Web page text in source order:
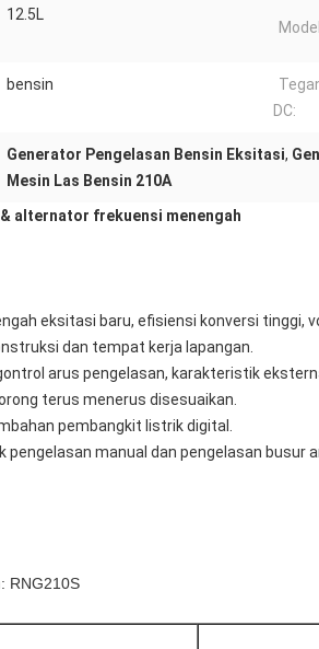
12.5L
bensin
DC:
Generator Pengelasan Bensin Eksitasi,
Mesin Las Bensin 210A
& alternator frekuensi menengah
eksitasi baru, efisiensi konversi tinggi,
dan tempat kerja lapangan.
arus pengelasan, karakteristik
terus menerus disesuaikan.
pembangkit listrik digital.
pengelasan manual dan pengelasan busur
RNG210S